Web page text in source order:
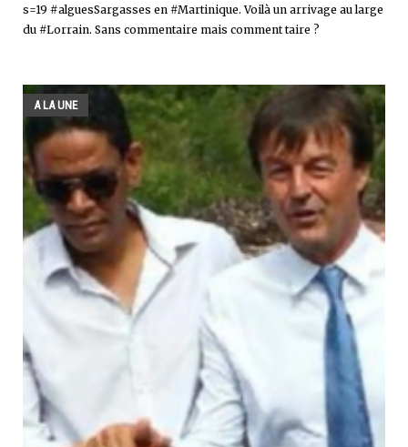
s=19 #alguesSargasses en #Martinique. Voilà un arrivage au large
du #Lorrain. Sans commentaire mais comment taire ?
A LA UNE